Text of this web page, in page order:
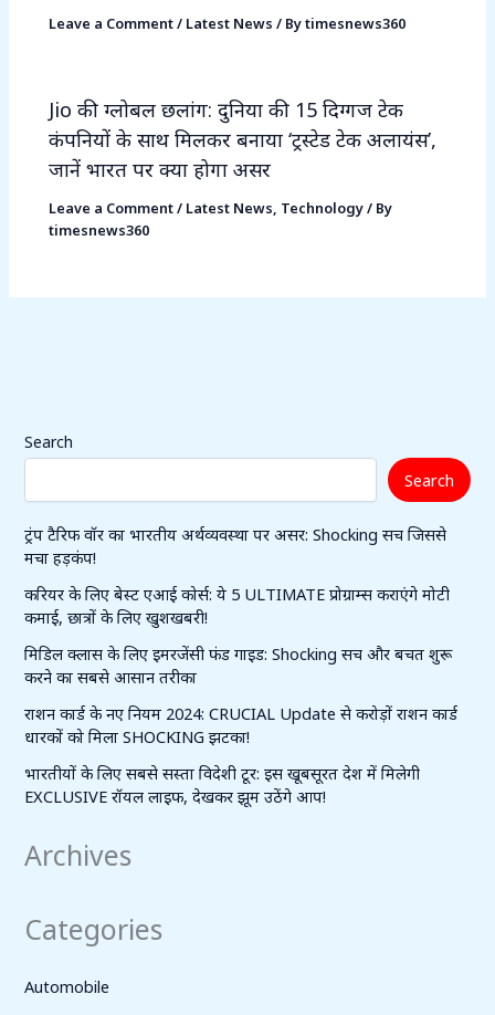
Leave a Comment/ Latest News / Bytimesnews360
Jio की ग्लोबल छलांग: दुनिया की 15 दिग्गज टेक
कंपनियों के साथ मिलकर बनाया ‘ट्रस्टेड टेक अलायंस’,
जानें भारत पर क्या होगा असर
Leave a Comment/ Latest News Technology/ By
timesnews360
Search
Search
ट्रंप टैरिफ वॉर का भारतीय अर्थव्यवस्था पर असर: Shocking सच जिससे
मचा हड़कंप!
करियर के लिए बेस्ट एआई कोर्स: ये 5 ULTIMATE प्रोग्राम्स कराएंगे मोटी
कमाई, छात्रों के लिए खुशखबरी!
मिडिल क्लास के लिए इमरजेंसी फंड गाइड: Shocking सच और बचत शुरू
करने का सबसे आसान तरीका
राशन कार्ड के नए नियम 2024: CRUCIAL Update से करोड़ों राशन कार्ड
धारकों को मिला SHOCKING झटका!
भारतीयों के लिए सबसे सस्ता विदेशी टूर: इस खूबसूरत देश में मिलेगी
EXCLUSIVE रॉयल लाइफ, देखकर झूम उठेंगे आप!
Archives
Categories
Automobile